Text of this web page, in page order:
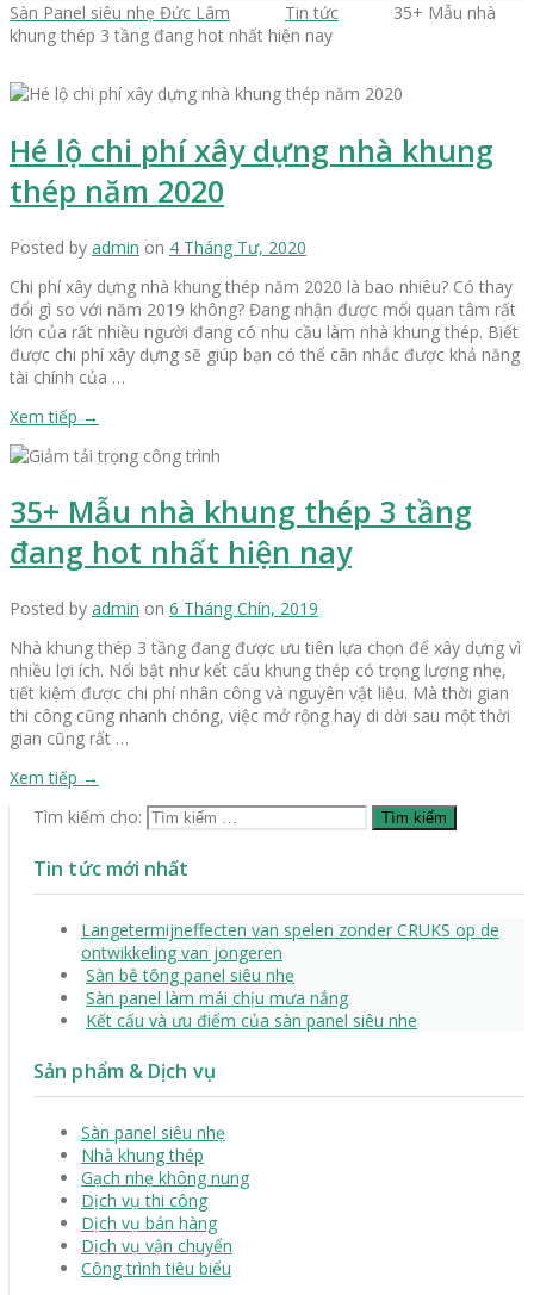
Sàn Panel siêu nhẹ Đức Lâm Tin tức
35+ Mẫu nhà
khung thép 3 tầng đang hot nhất hiện nay
Hé lộ chi phí xây dựng nhà khung
thép năm 2020
Posted by admin on 4 Tháng Tư, 2020
Chi phí xây dựng nhà khung thép năm 2020 là bao nhiêu? Có thay
đổi gì so với năm 2019 không? Đang nhận được mối quan tâm rất
lớn của rất nhiều người đang có nhu cầu làm nhà khung thép. Biết
được chi phí xây dựng sẽ giúp bạn có thể cân nhắc được khả năng
tài chính của …
Xem tiếp →
35+ Mẫu nhà khung thép 3 tầng
đang hot nhất hiện nay
Posted by admin on 6 Tháng Chín, 2019
Nhà khung thép 3 tầng đang được ưu tiên lựa chọn để xây dựng vì
nhiều lợi ích. Nổi bật như kết cấu khung thép có trọng lượng nhẹ,
tiết kiệm được chi phí nhân công và nguyên vật liệu. Mà thời gian
thi công cũng nhanh chóng, việc mở rộng hay di dời sau một thời
gian cũng rất …
Xem tiếp →
Tìm kiếm cho:
Tin tức mới nhất
Langetermijneffecten van spelen zonder CRUKS op de
ontwikkeling van jongeren
Sàn bê tông panel siêu nhẹ
Sàn panel làm mái chịu mưa nắng
Kết cấu và ưu điểm của sàn panel siêu nhe
Sản phẩm & Dịch vụ
Sàn panel siêu nhẹ
Nhà khung thép
Gạch nhẹ không nung
Dịch vụ thi công
Dịch vụ bán hàng
Dịch vụ vận chuyển
Công trình tiêu biểu